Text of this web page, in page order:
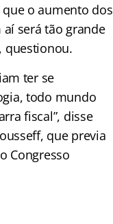
o aumento dos
será tão grande
questionou.
ter se
todo mundo
fiscal”, disse
que previa
Congresso